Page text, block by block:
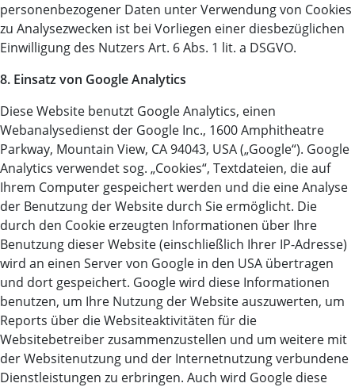
personenbezogener Daten unter Verwendung von Cookies
zu Analysezwecken ist bei Vorliegen einer diesbezüglichen
Einwilligung des Nutzers Art. 6 Abs. 1 lit. a DSGVO.
8. Einsatz von Google Analytics
Diese Website benutzt Google Analytics, einen
Webanalysedienst der Google Inc., 1600 Amphitheatre
Parkway, Mountain View, CA 94043, USA („Google“). Google
Analytics verwendet sog. „Cookies“, Textdateien, die auf
Ihrem Computer gespeichert werden und die eine Analyse
der Benutzung der Website durch Sie ermöglicht. Die
durch den Cookie erzeugten Informationen über Ihre
Benutzung dieser Website (einschließlich Ihrer IP-Adresse)
wird an einen Server von Google in den USA übertragen
und dort gespeichert. Google wird diese Informationen
benutzen, um Ihre Nutzung der Website auszuwerten, um
Reports über die Websiteaktivitäten für die
Websitebetreiber zusammenzustellen und um weitere mit
der Websitenutzung und der Internetnutzung verbundene
Dienstleistungen zu erbringen. Auch wird Google diese